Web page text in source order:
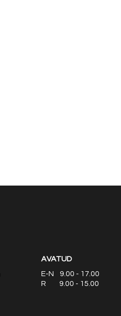
AVATUD
E-N 9.00 - 17.00
R 9.00 - 15.00